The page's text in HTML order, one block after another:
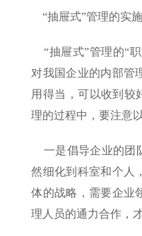
“抽屉式”管理的实
“抽屉式”管理的“职
对我国企业的内部管
用得当，可以收到较
理的过程中，要注意
一是倡导企业的团
然细化到科室和个人
体的战略，需要企业
理人员的通力合作，